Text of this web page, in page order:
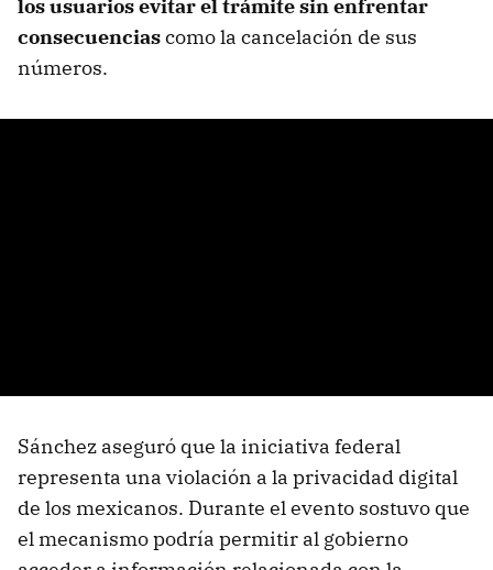
los usuarios evitar el trámite sin enfrentar
consecuenciascomo la cancelación de sus
números.
Sánchez aseguró que la iniciativa federal
representa una violación a la privacidad digital
de los mexicanos. Durante el evento sostuvo que
el mecanismo podría permitir al gobierno